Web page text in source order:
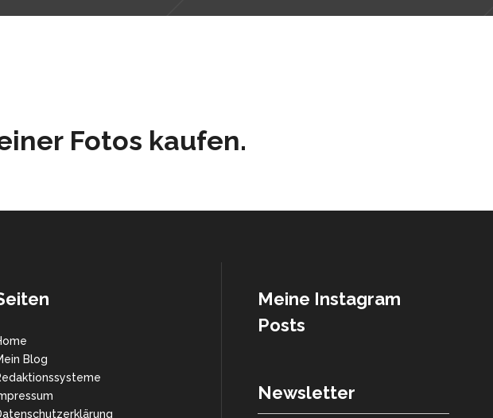
Fotos kaufen.
Blog
Meine Instagram
Posts
Newsletter